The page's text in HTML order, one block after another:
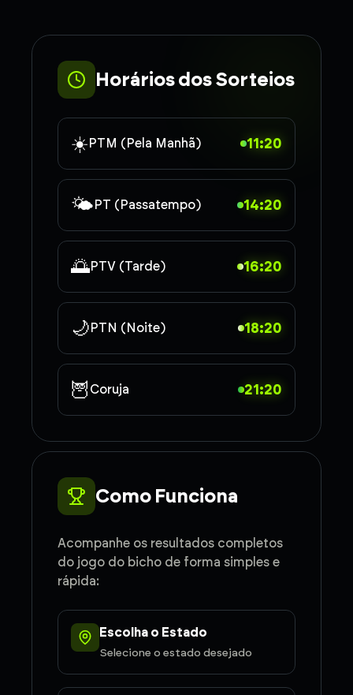
Horários dos Sorteios
☀️PTM (Pela Manhã) 11:20
🌤️PT (Passatempo) 14:20
🌅PTV (Tarde) 16:20
🌙PTN (Noite) 18:20
🦉 Coruja 21:20
Como Funciona
Acompanhe os resultados completos
do jogo do bicho de forma simples e
rápida:
Escolha o Estado
Selecione o estado desejado